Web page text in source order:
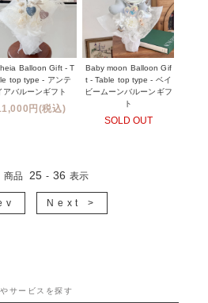
Balloon Gift - T
top type - アンテ
アバルーンギフト
円(税込)
Baby moon Balloon Gif
t - Table top type - ベイ
ビームーンバルーンギフ
ト
SOLD OUT
商品 25 - 36 表示
Next >
サービスを探す